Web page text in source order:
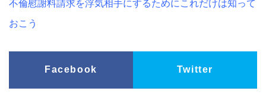
不倫慰謝料請求を浮気相手にするためにこれだけは知って
おこう
Facebook Twitter